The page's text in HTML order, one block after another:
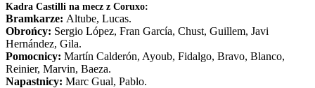
Kadra Castilli na mecz z Coruxo:
Bramkarze: Altube, Lucas.
Obrońcy: Sergio López, Fran García, Chust, Guillem, Javi
Hernández, Gila.
Pomocnicy: Martín Calderón, Ayoub, Fidalgo, Bravo, Blanco,
Reinier, Marvin, Baeza.
Napastnicy: Marc Gual, Pablo.